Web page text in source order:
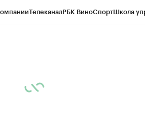
ТелеканалРБК ВиноСпортШкола